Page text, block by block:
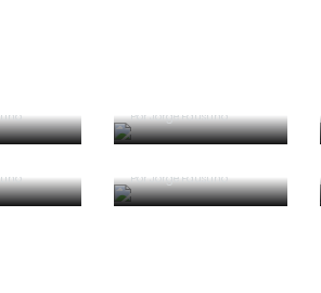
PorJorge Faustino
do
Critério e
PorJorge Faustino